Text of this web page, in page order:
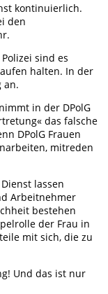
kontinuierlich.
den
sind es
halten. In der
an.
in der DPolG
das falsche
DPolG Frauen
mitreden
lassen
Arbeitnehmer
bestehen
der Frau in
mit sich, die zu
Und das ist nur